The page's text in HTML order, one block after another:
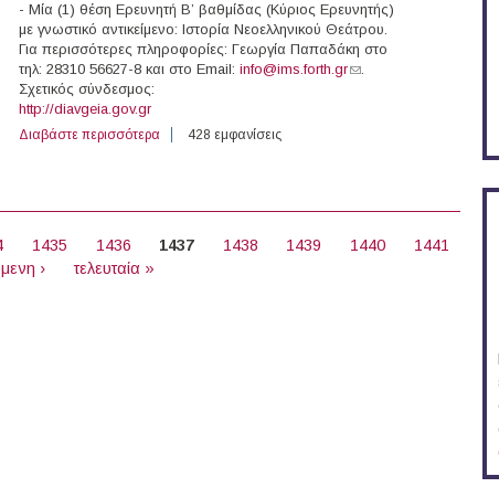
- Μία (1) θέση Ερευνητή Β’ βαθμίδας (Κύριος Ερευνητής)
με γνωστικό αντικείμενο: Ιστορία Νεοελληνικού Θεάτρου.
Για περισσότερες πληροφορίες: Γεωργία Παπαδάκη στο
τηλ: 28310 56627-8 και στο Email: info@ims.forth.gr(link sends e-mail)
.
Σχετικός σύνδεσμος:
http://diavgeia.gov.gr
Διαβάστε περισσότερα για Ερευνητής Β' Βαθμίδας στο Ινστιτούτο
428 εμφανίσεις
1435 1436 1437 1438 1439 1440
1441
› τελευταία »